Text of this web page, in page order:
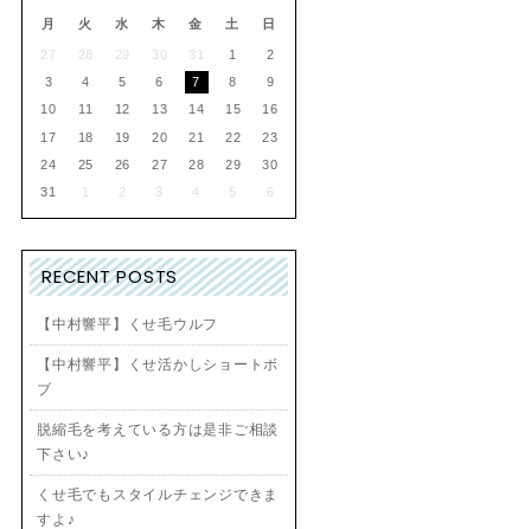
月 火 水 木 金 土 日
27 28 29 30 31 1
2
3
4 5 6 7 8
9
10
11 12 13 14 15
16
17
18 19 20 21 22
23
24
25 26 27 28 29
30
31
1 2 3 4 5 6
RECENT POSTS
【中村響平】くせ毛ウルフ
【中村響平】くせ活かしショートボ
ブ
脱縮毛を考えている方は是非ご相談
下さい♪
くせ毛でもスタイルチェンジできま
すよ♪